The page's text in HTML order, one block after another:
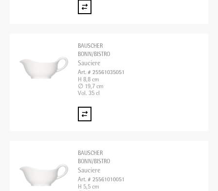
BAUSCHER
BONN/BISTRO
Sauciere
Art. # 25561035051
H 8,8 cm
∅ 19,7 cm
Vol. 35 cl
BAUSCHER
BONN/BISTRO
Sauciere
Art. # 25561010051
H 5,5 cm